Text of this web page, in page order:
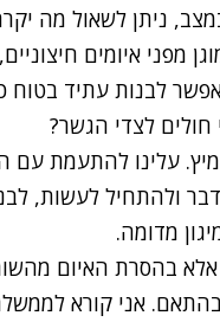
ניתן לשאול מה
מפני איומים
לבנות עתיד בטוח
חולים לצדי הגשר?
עלינו להתעמת עם
ולהתחיל לעשות,
מדומה.
בהסרת האיום
בהתאם. אני קורא